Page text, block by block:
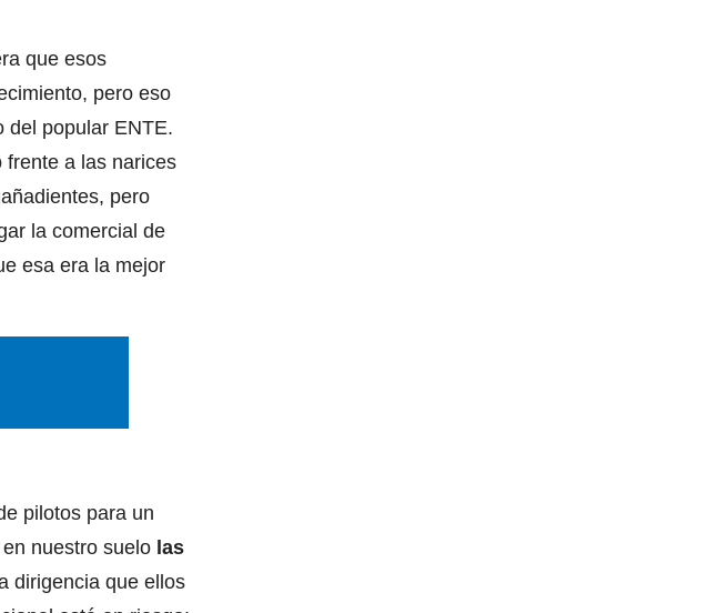
que esos
pero eso
del popular ENTE.
frente a las narices
pero
la comercial de
esa era la mejor
pilotos para un
nuestro suelo las
dirigencia que ellos